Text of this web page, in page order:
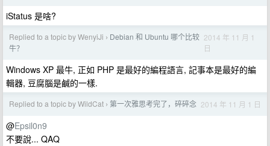
iStatus 是啥?
Replied to a topic by WenyiJi › Debian 和 Ubuntu 哪个比较
牛？
2014 年 11 月 1
日
Windows XP 最牛, 正如 PHP 是最好的編程語言, 記事本是最好的編
輯器, 豆腐腦是鹹的一樣.
Replied to a topic by WildCat › 第一次雅思考完了，碎碎念 2014 年 11 月 1 日
@Epsil0n9
不要說... QAQ